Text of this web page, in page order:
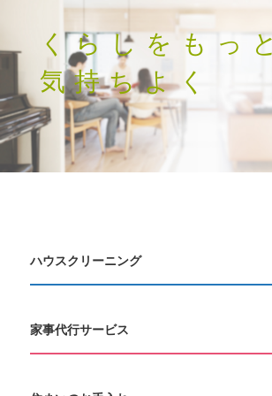
くらしをもっ
気持ちよく
ハウスクリーニング
家事代行サービス